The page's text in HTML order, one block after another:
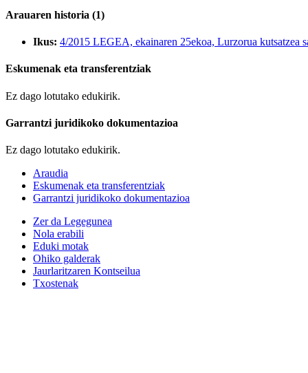
Arauaren historia (1)
Ikus: 4/2015 LEGEA, ekainaren 25ekoa, Lurzorua kutsatzea
Eskumenak eta transferentziak
Ez dago lotutako edukirik.
Garrantzi juridikoko dokumentazioa
Ez dago lotutako edukirik.
Araudia
Eskumenak eta transferentziak
Garrantzi juridikoko dokumentazioa
Zer da Legegunea
Nola erabili
Eduki motak
Ohiko galderak
Jaurlaritzaren Kontseilua
Txostenak